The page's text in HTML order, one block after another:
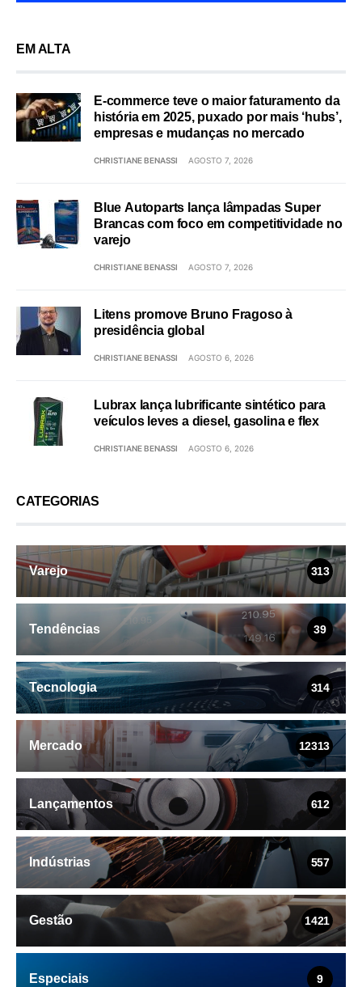
EM ALTA
E-commerce teve o maior faturamento da
história em 2025, puxado por mais ‘hubs’,
empresas e mudanças no mercado
CHRISTIANE BENASSI AGOSTO 7, 2026
Blue Autoparts lança lâmpadas Super
Brancas com foco em competitividade no
varejo
CHRISTIANE BENASSI AGOSTO 7, 2026
Litens promove Bruno Fragoso à
presidência global
CHRISTIANE BENASSI AGOSTO 6, 2026
Lubrax lança lubrificante sintético para
veículos leves a diesel, gasolina e flex
CHRISTIANE BENASSI AGOSTO 6, 2026
CATEGORIAS
Varejo 313
Tendências 39
Tecnologia 314
Mercado 12313
Lançamentos 612
Indústrias 557
Gestão 1421
Especiais 9